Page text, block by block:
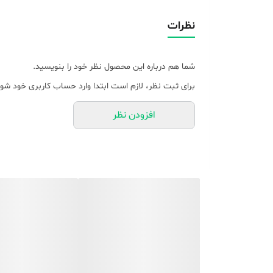
نظرات
شما هم درباره این محصول نظر خود را بنویسید.
برای ثبت نظر، لازم است ابتدا وارد حساب کاربری خود
افزودن نظر